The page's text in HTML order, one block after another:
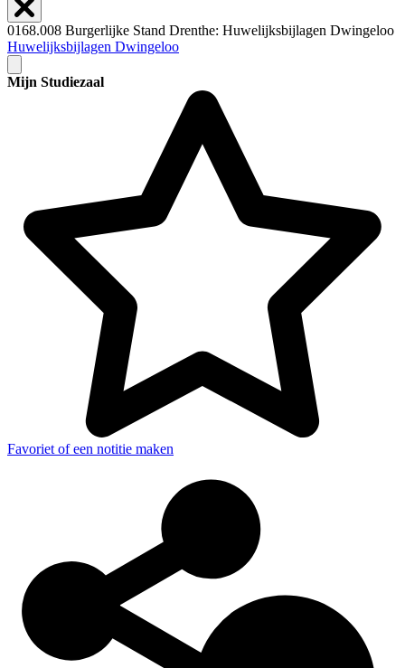
0168.008 Burgerlijke Stand Drenthe: Huwelijksbijlagen Dwingeloo
Huwelijksbijlagen Dwingeloo
Mijn Studiezaal
Favoriet of een notitie maken